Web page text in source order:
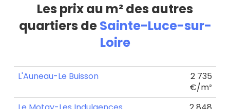
Les prix au m² des autres
quartiers deSainte-Luce-sur-
Loire
L'Auneau-Le Buisson
2 735
€/m²